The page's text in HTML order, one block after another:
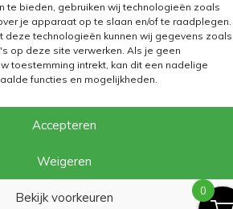
te bieden, gebruiken wij technologieën zoals
je apparaat op te slaan en/of te raadplegen.
deze technologieën kunnen wij gegevens zoals
op deze site verwerken. Als je geen
toestemming intrekt, kan dit een nadelige
functies en mogelijkheden.
Accepteren
Weigeren
Bekijk voorkeuren
The Playground
0